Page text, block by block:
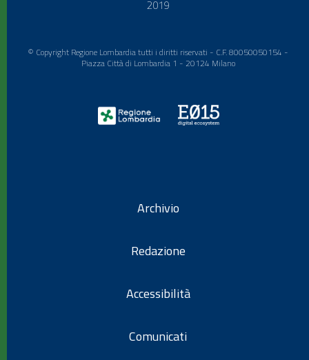
2019
© Copyright Regione Lombardia tutti i diritti riservati - C.F. 80050050154 -
Piazza Città di Lombardia 1 - 20124 Milano
Archivio
Redazione
Accessibilità
Comunicati